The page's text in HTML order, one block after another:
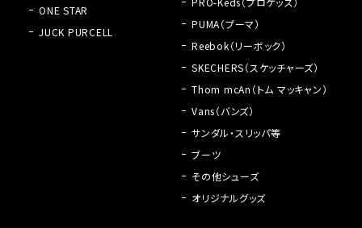
ONE STAR
JUCK PURCELL
PUMA（プーマ）
Reebok（リーボック）
SKECHERS（スケッチャーズ）
Thom mcAn（トム マッキャン）
Vans（バンズ）
サンダル・スリッパ等
ブーツ
その他シューズ
オリジナルグッズ